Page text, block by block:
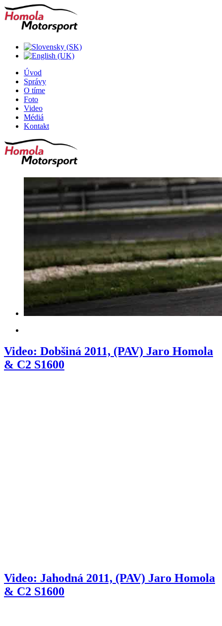
Úvod
Správy
O tíme
Foto
Video
Médiá
Kontakt
Video: Dobšiná 2011, (PAV) Jaro Homola
& C2 S1600
Video: Jahodná 2011, (PAV) Jaro Homola
& C2 S1600